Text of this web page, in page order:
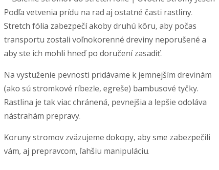
Podľa vetvenia prídu na rad aj ostatné časti rastliny.
Stretch fólia zabezpečí akoby druhú kôru, aby počas
transportu zostali voľnokorenné dreviny neporušené a
aby ste ich mohli hneď po doručení zasadiť.
Na vystuženie pevnosti pridávame k jemnejším drevinám
(ako sú stromkové ríbezle, egreše) bambusové tyčky.
Rastlina je tak viac chránená, pevnejšia a lepšie odoláva
nástrahám prepravy.
Koruny stromov zväzujeme dokopy, aby sme zabezpečili
vám, aj prepravcom, ľahšiu manipuláciu.